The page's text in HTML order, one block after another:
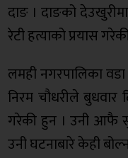
दाङ । दाङको
रेटी हत्याको प्रयास
लमही नगरपालिका वडा
निरम चौधरीले बुधवार
गरेकी हुन । उनी आफै
उनी घटनाबारे केही